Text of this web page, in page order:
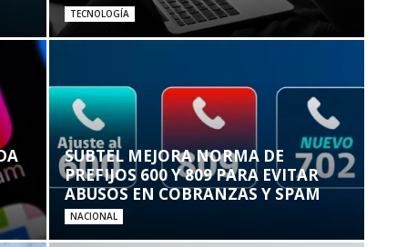
TECNOLOGÍA
SUBTEL MEJORA NORMA DE
PREFIJOS 600 Y 809 PARA EVITAR
ABUSOS EN COBRANZAS Y SPAM
NACIONAL